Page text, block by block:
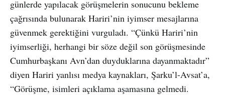
günlerde yapılacak görüşmelerin sonucunu bekleme
çağrısında bulunarak Hariri’nin iyimser mesajlarına
güvenmek gerektiğini vurguladı. “Çünkü Hariri’nin
iyimserliği, herhangi bir söze değil son görüşmesinde
Cumhurbaşkanı Avn’dan duyduklarına dayanmaktadır”
diyen Hariri yanlısı medya kaynakları, Şarku’l-Avsat’a,
“Görüşme, isimleri açıklama aşamasına gelmedi.